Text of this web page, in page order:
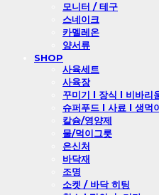
모니터 / 테구
스네이크
카멜레온
양서류
SHOP
사육세트
사육장
꾸미기 l 장식 l 비바리
슈퍼푸드 l 사료 l 생먹
칼슘/영양제
물/먹이그릇
은신처
바닥재
조명
소켓 / 바닥 히팅